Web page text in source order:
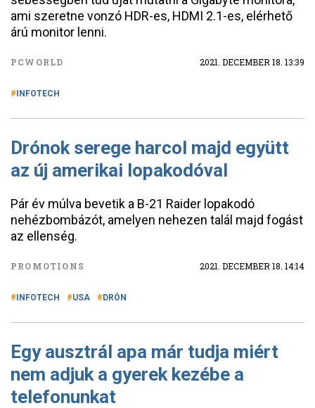
ami szeretne vonzó HDR-es, HDMI 2.1-es, elérhető
árú monitor lenni.
PCWORLD 2021. DECEMBER 18. 13:39
INFOTECH
Drónok serege harcol majd együtt
az új amerikai lopakodóval
Pár év múlva bevetik a B-21 Raider lopakodó
nehézbombázót, amelyen nehezen talál majd fogást
az ellenség.
PROMOTIONS 2021. DECEMBER 18. 14:14
INFOTECH USA DRÓN
Egy ausztrál apa már tudja miért
nem adjuk a gyerek kezébe a
telefonunkat